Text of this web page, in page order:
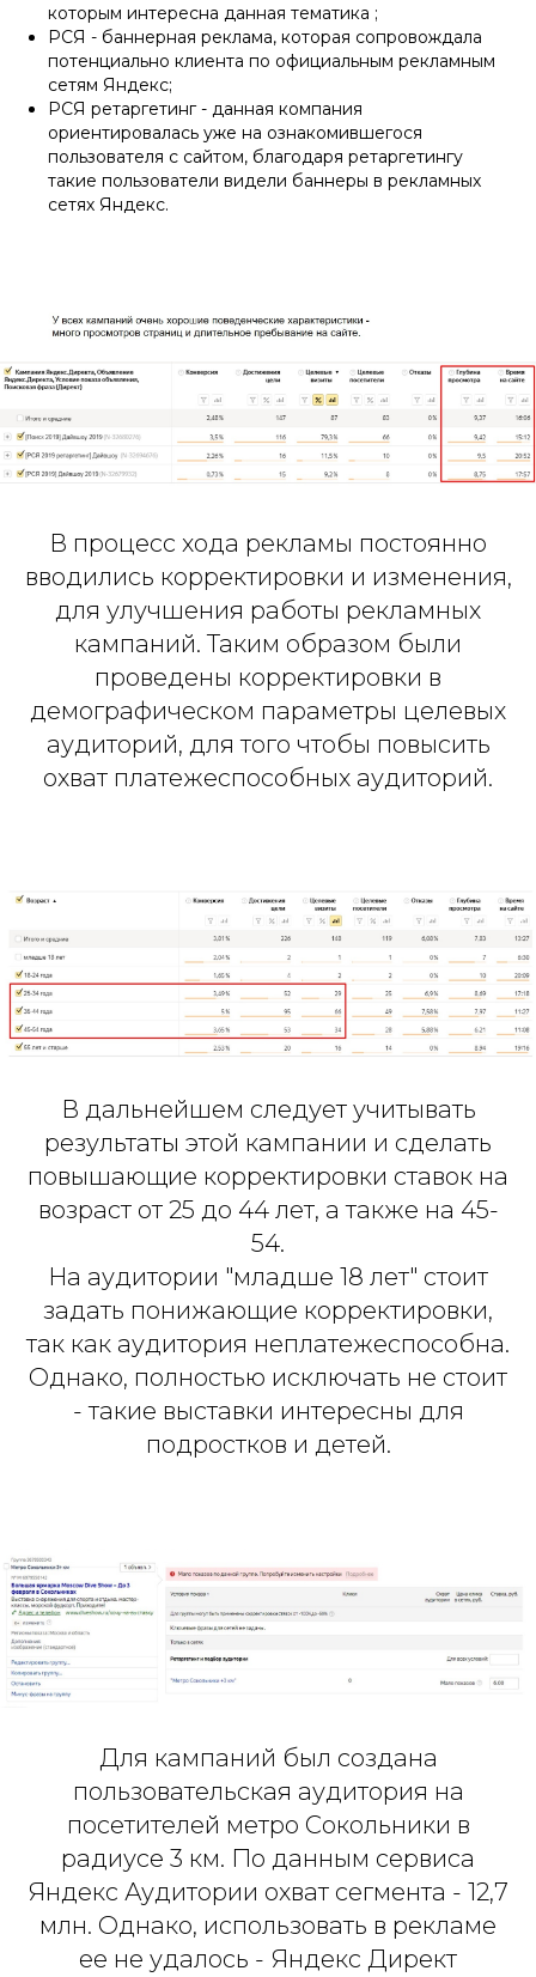
которым интересна данная тематика ;
РСЯ - баннерная реклама, которая сопровождала
потенциально клиента по официальным рекламным
сетям Яндекс;
РСЯ ретаргетинг - данная компания
ориентировалась уже на ознакомившегося
пользователя с сайтом, благодаря ретаргетингу
такие пользователи видели баннеры в рекламных
сетях Яндекс.
В процесс хода рекламы постоянно
вводились корректировки и изменения,
для улучшения работы рекламных
кампаний. Таким образом были
проведены корректировки в
демографическом параметры целевых
аудиторий, для того чтобы повысить
охват платежеспособных аудиторий.
В дальнейшем следует учитывать
результаты этой кампании и сделать
повышающие корректировки ставок на
возраст от 25 до 44 лет, а также на 45-
54.
На аудитории "младше 18 лет" стоит
задать понижающие корректировки,
так как аудитория неплатежеспособна.
Однако, полностью исключать не стоит
- такие выставки интересны для
подростков и детей.
Для кампаний был создана
пользовательская аудитория на
посетителей метро Сокольники в
радиусе 3 км. По данным сервиса
Яндекс Аудитории охват сегмента - 12,7
млн. Однако, использовать в рекламе
ее не удалось - Яндекс Директ